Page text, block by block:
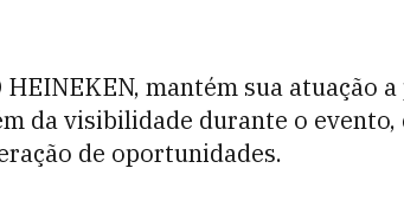
mantém sua atuação
da visibilidade durante o evento,
de oportunidades.